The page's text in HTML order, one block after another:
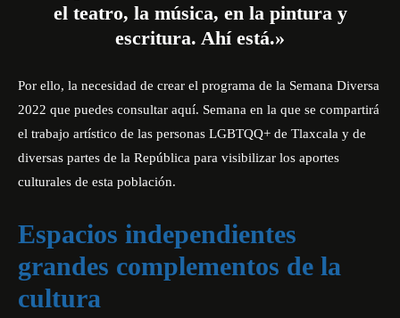
el teatro, la música, en la pintura y
escritura. Ahí está.»
Por ello, la necesidad de crear el programa de la Semana Diversa
2022 que puedes consultar aquí. Semana en la que se compartirá
el trabajo artístico de las personas LGBTQQ+ de Tlaxcala y de
diversas partes de la República para visibilizar los aportes
culturales de esta población.
Espacios independientes
grandes complementos de la
cultura